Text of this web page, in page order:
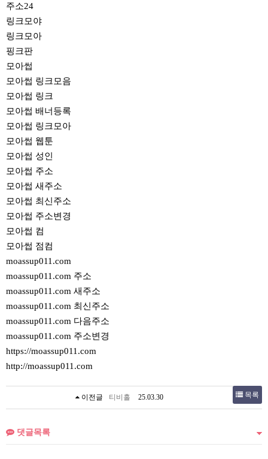
주소24
링크모야
링크모아
핑크판
모아썹
모아썹 링크모음
모아썹 링크
모아썹 배너등록
모아썹 링크모아
모아썹 웹툰
모아썹 성인
모아썹 주소
모아썹 새주소
모아썹 최신주소
모아썹 주소변경
모아썹 컴
모아썹 점컴
moassup011.com
moassup011.com 주소
moassup011.com 새주소
moassup011.com 최신주소
moassup011.com 다음주소
moassup011.com 주소변경
https://moassup011.com
http://moassup011.com
목록
이전글 티비홀 25.03.30
댓글목록